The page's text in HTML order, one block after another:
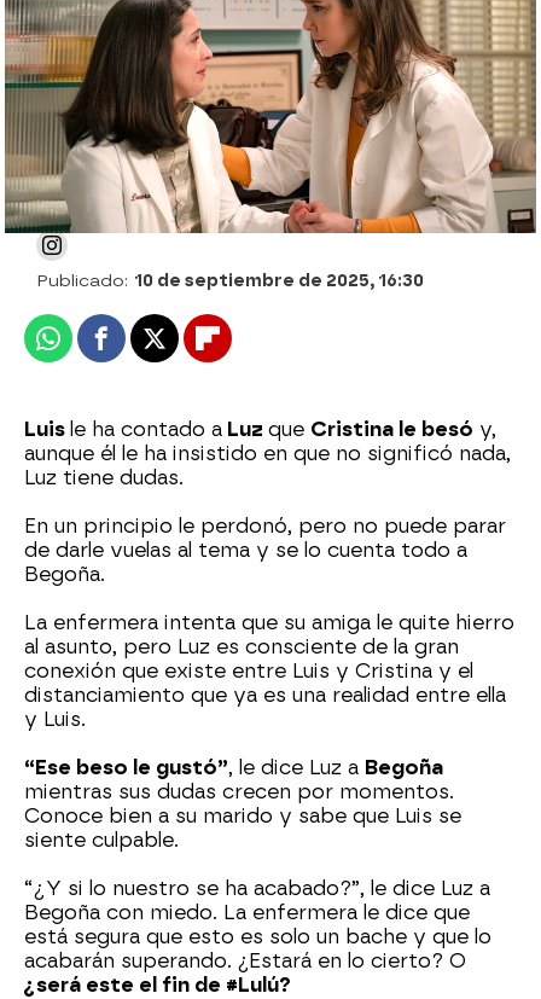
verdad a Luz: "Cristina me besó"
Julia Zapata López
Publicado: 10 de septiembre de 2025, 16:30
WhatsappFacebook
X Flipboard
Luis le ha contado a Luz que Cristina le besó y,
aunque él le ha insistido en que no significó nada,
Luz tiene dudas.
En un principio le perdonó, pero no puede parar
de darle vuelas al tema y se lo cuenta todo a
Begoña.
La enfermera intenta que su amiga le quite hierro
al asunto, pero Luz es consciente de la gran
conexión que existe entre Luis y Cristina y el
distanciamiento que ya es una realidad entre ella
y Luis.
“Ese beso le gustó”, le dice Luz a Begoña
mientras sus dudas crecen por momentos.
Conoce bien a su marido y sabe que Luis se
siente culpable.
“¿Y si lo nuestro se ha acabado?”, le dice Luz a
Begoña con miedo. La enfermera le dice que
está segura que esto es solo un bache y que lo
acabarán superando. ¿Estará en lo cierto? O
¿será este el fin de #Lulú?